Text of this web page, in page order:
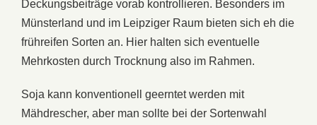
Deckungsbeiträge vorab kontrollieren. Besonders im
Münsterland und im Leipziger Raum bieten sich eh die
frühreifen Sorten an. Hier halten sich eventuelle
Mehrkosten durch Trocknung also im Rahmen.
Soja kann konventionell geerntet werden mit
Mähdrescher, aber man sollte bei der Sortenwahl